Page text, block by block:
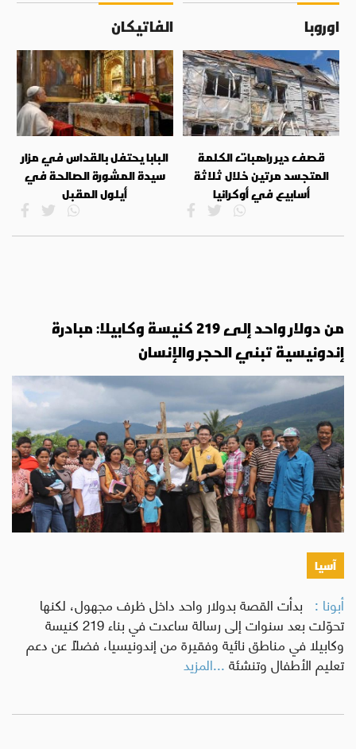
اوروبا
قصف دير راهبات الكلمة
المتجسد مرتين خلال ثلاثة
أسابيع في أوكرانيا
الفاتيكان
البابا يحتفل بالقداس في مزار
سيدة المشورة الصالحة في
أيلول المقبل
من دولار واحد إلى 219 كنيسة وكابيلا: مبادرة
إندونيسية تبني الحجر والإنسان
آسيا
أبونا : بدأت القصة بدولار واحد داخل ظرف مجهول، لكنها
تحوّلت بعد سنوات إلى رسالة ساعدت في بناء 219 كنيسة
وكابيلا في مناطق نائية وفقيرة من إندونيسيا، فضلًا عن دعم
تعليم الأطفال وتنشئة...المزيد